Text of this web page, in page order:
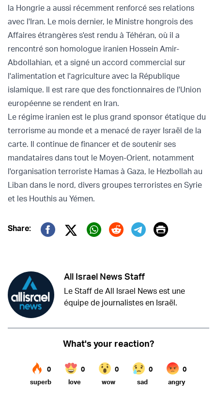
la Hongrie a aussi récemment renforcé ses relations
avec l'Iran. Le mois dernier, le Ministre hongrois des
Affaires étrangères s'est rendu à Téhéran, où il a
rencontré son homologue iranien Hossein Amir-
Abdollahian, et a signé un accord commercial sur
l'alimentation et l'agriculture avec la République
islamique. Il est rare que des fonctionnaires de l'Union
européenne se rendent en Iran.
Le régime iranien est le plus grand sponsor étatique du
terrorisme au monde et a menacé de rayer Israël de la
carte. Il continue de financer et de soutenir ses
mandataires dans tout le Moyen-Orient, notamment
l'organisation terroriste Hamas à Gaza, le Hezbollah au
Liban dans le nord, divers groupes terroristes en Syrie
et les Houthis au Yémen.
Share:
Twitter (X)
Print
All Israel News Staff
Le Staff de All Israel News est une
équipe de journalistes en Israël.